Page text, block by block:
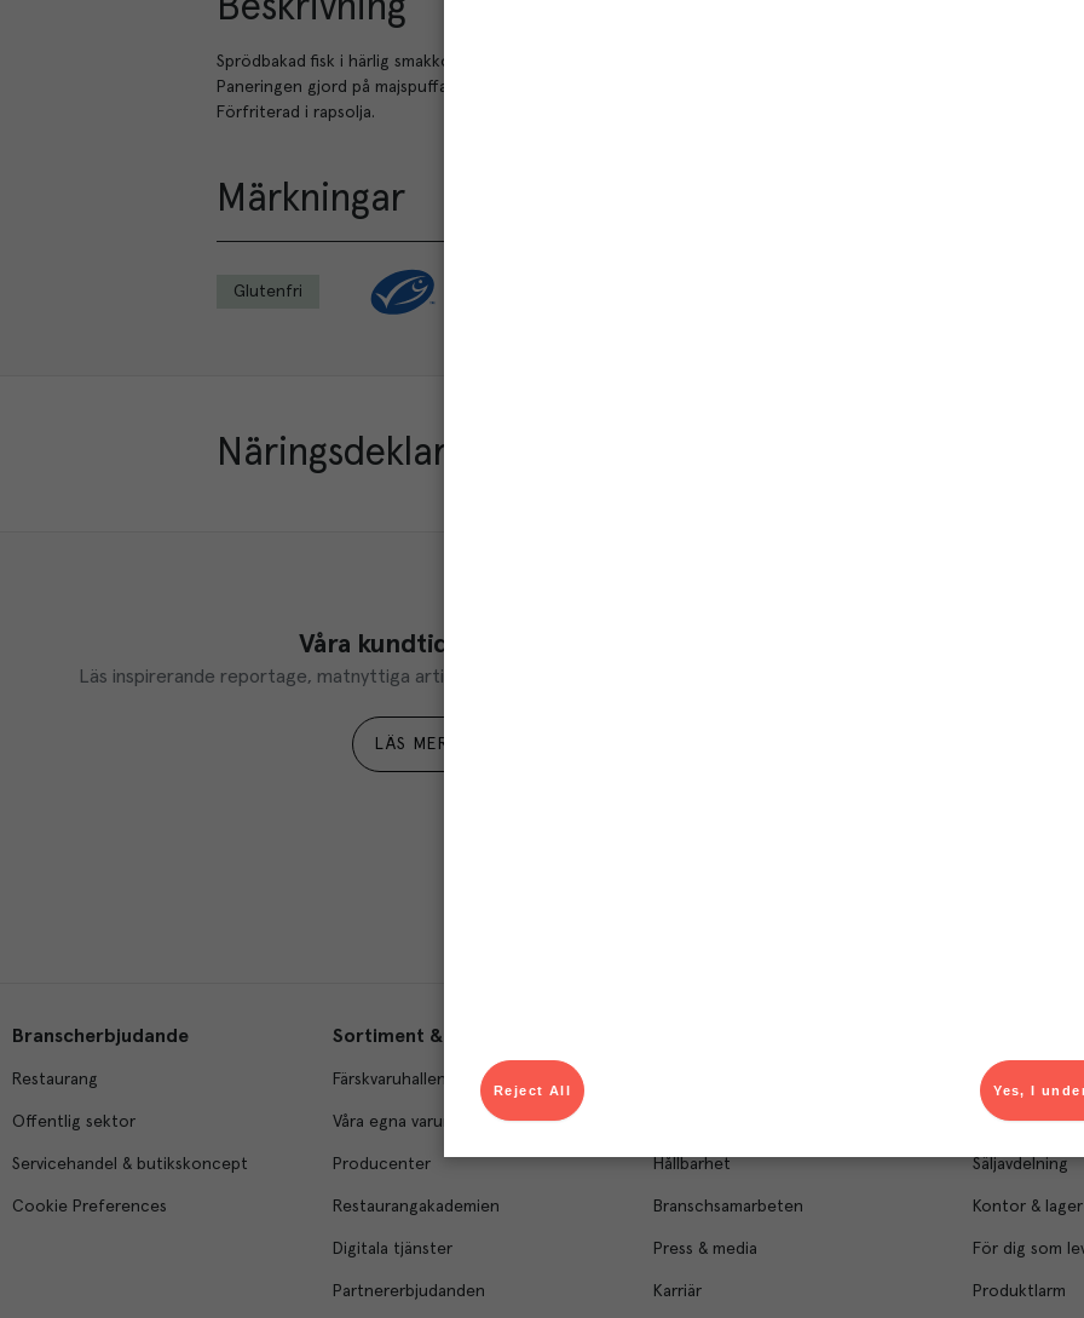
Beskrivning
Sprödbakad fisk i härlig smakkombination av torsk och rödspätta MSC, Nordostatlanten.
Paneringen gjord på majspuffar. Fri från mjölk, ägg, gluten och soja. Hög fiskhalt 65%.
Förfriterad i rapsolja.
Latinsk
Märkningar
Glutenfri
Näringsdeklaration
Våra kundtidningar
Läs inspirerande reportage, matnyttiga artiklar och ta del av aktuella kampanjer.
LÄS MER
Du som är Menigo-
Branscherbjudande
Restaurang
Offentlig sektor
Servicehandel & butikskoncept
Cookie Preferences
Sortiment & tjänster
Färskvaruhallen
Våra egna varumärken
Producenter
Restaurangakademien
Digitala tjänster
Partnererbjudanden
Hållbarhet
Branschsamarbeten
Press & media
Karriär
Bli kund
Kundservice
Säljavdelning
Kontor & lager
För dig som
Produktlarm
Yes, I
Reject All